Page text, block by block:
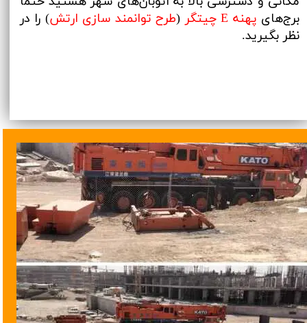
برج‌های پهنه E چیتگر (طرح توانمند سازی ارتش) را در
نظر بگیرید.